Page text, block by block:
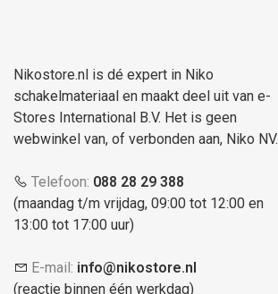
Nikostore.nl is dé expert in Niko
schakelmateriaal en maakt deel uit van e-
Stores International B.V. Het is geen
webwinkel van, of verbonden aan, Niko NV.
Telefoon: 088 28 29 388
(maandag t/m vrijdag, 09:00 tot 12:00 en
13:00 tot 17:00 uur)
E-mail: info@nikostore.nl
(reactie binnen één werkdag)